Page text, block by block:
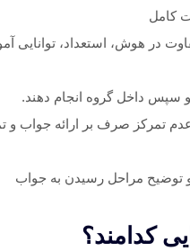
کامل
در هوش، استعداد، توانایی
و سپس داخل گروه انجام دهند.
تمرکز صرف بر ارائه جواب و
توضیح مراحل رسیدن به جواب
کدامند؟